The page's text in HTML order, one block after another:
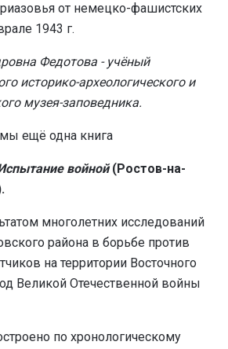
от немецко-фашистских
1943 г.
Федотова - учёный
историко-археологического и
музея-заповедника.
ещё одна книга
войной(Ростов-на-
многолетних исследований
района в борьбе против
на территории Восточного
Великой Отечественной войны
по хронологическому